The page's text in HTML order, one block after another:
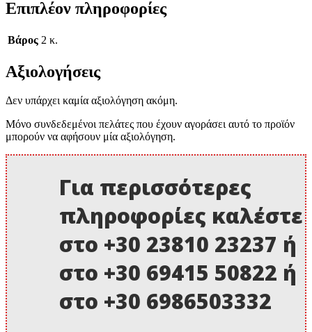
Επιπλέον πληροφορίες
Βάρος 2 κ.
Αξιολογήσεις
Δεν υπάρχει καμία αξιολόγηση ακόμη.
Μόνο συνδεδεμένοι πελάτες που έχουν αγοράσει αυτό το προϊόν
μπορούν να αφήσουν μία αξιολόγηση.
Για περισσότερες
πληροφορίες καλέστε
στο +30 23810 23237 ή
στο +30 69415 50822 ή
στο +30 6986503332